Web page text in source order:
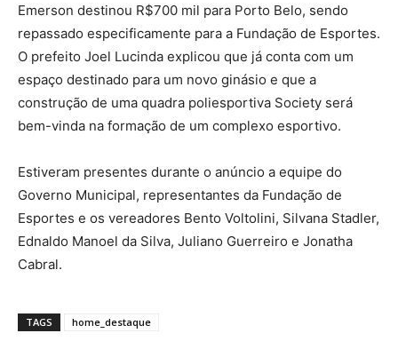
Emerson destinou R$700 mil para Porto Belo, sendo
repassado especificamente para a Fundação de Esportes.
O prefeito Joel Lucinda explicou que já conta com um
espaço destinado para um novo ginásio e que a
construção de uma quadra poliesportiva Society será
bem-vinda na formação de um complexo esportivo.
Estiveram presentes durante o anúncio a equipe do
Governo Municipal, representantes da Fundação de
Esportes e os vereadores Bento Voltolini, Silvana Stadler,
Ednaldo Manoel da Silva, Juliano Guerreiro e Jonatha
Cabral.
TAGS home_destaque